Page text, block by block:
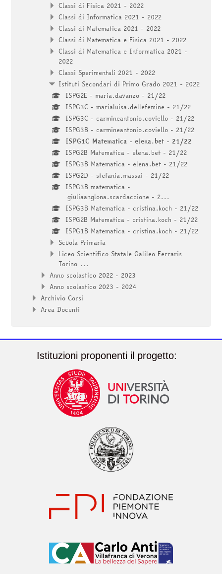
Classi di Fisica 2021 - 2022
Classi di Informatica 2021 - 2022
Classi di Matematica 2021 - 2022
Classi di Matematica e Fisica 2021 - 2022
Classi di Matematica e Informatica 2021 -
2022
Classi Sperimentali 2021 - 2022
Istituti Secondari di Primo Grado 2021 - 2022
ISPG2E - maria.davanzo - 21/22
ISPG3C - marialuisa.dellefemine - 21/22
ISPG3C - carmineantonio.coviello - 21/22
ISPG3B - carmineantonio.coviello - 21/22
ISPG1C Matematica - elena.bet - 21/22
ISPG2B Matematica - elena.bet - 21/22
ISPG3B Matematica - elena.bet - 21/22
ISPG2D - stefania.massai - 21/22
ISPG3B matematica -
giuliaanglona.scardaccione - 2...
ISPG3B Matematica - cristina.koch - 21/22
ISPG2B Matematica - cristina.koch - 21/22
ISPG1B Matematica - cristina.koch - 21/22
Scuola Primaria
Liceo Scientifico Statale Galileo Ferraris
Torino ...
Anno scolastico 2022 - 2023
Anno scolastico 2023 - 2024
Archivio Corsi
Area Docenti
Istituzioni proponenti il progetto: